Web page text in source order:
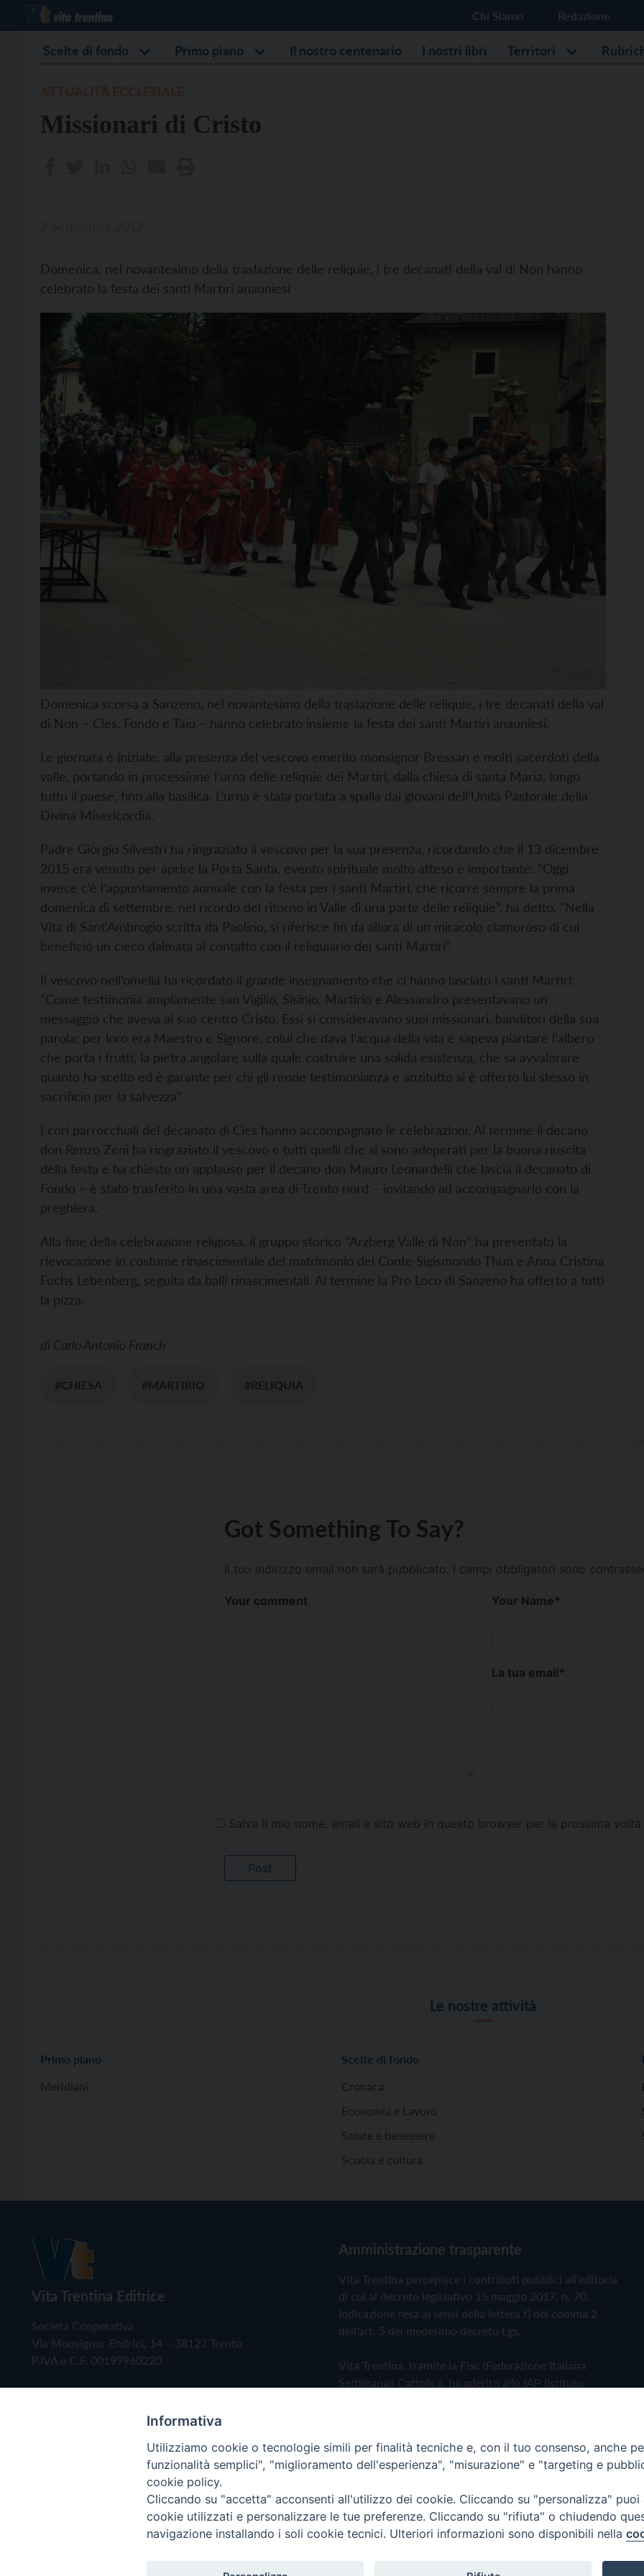
Chi Siamo Redazione
Scelte di fondo Primo piano Il nostro centenario I nostri libri Territori
Missionari di Cristo
Domenica, nel novantesimo della traslazione delle reliquie, i tre decanati della val di Non hanno
celebrato la festa dei santi Martiri anauniesi
Domenica scorsa a Sanzeno, nel novantesimo della traslazione delle reliquie, i tre decanati della val
di Non – Cles, Fondo e Taio – hanno celebrato insieme la festa dei santi Martiri anauniesi.
Le giornata è iniziate, alla presenza del vescovo emerito monsignor Bressan e molti sacerdoti della
valle, portando in processione l’urna delle reliquie dei Martiri, dalla chiesa di santa Maria, lungo
tutto il paese, fino alla basilica. L’urna è stata portata a spalla dai giovani dell’Unità Pastorale della
Divina Misericordia.
Padre Giorgio Silvestri ha ringraziato il vescovo per la sua presenza, ricordando che il 13 dicembre
2015 era venuto per aprire la Porta Santa, evento spirituale molto atteso e importante: “Oggi
invece c’è l’appuntamento annuale con la festa per i santi Martiri, che ricorre sempre la prima
domenica di settembre, nel ricordo del ritorno in Valle di una parte delle reliquie”, ha detto. “Nella
Vita di Sant’Ambrogio scritta da Paolino, si riferisce fin da allora di un miracolo clamoroso di cui
beneficiò un cieco dalmata al contatto con il reliquiario dei santi Martiri”.
Il vescovo nell’omelia ha ricordato il grande insegnamento che ci hanno lasciato i santi Martiri:
“Come testimonia ampiamente san Vigilio, Sisinio, Martirio e Alessandro presentavano un
messaggio che aveva al suo centro Cristo. Essi si consideravano suoi missionari, banditori della sua
parola; per loro era Maestro e Signore, colui che dava l’acqua della vita e sapeva piantare l’albero
che porta i frutti, la pietra angolare sulla quale costruire una solida esistenza, che sa avvalorare
quanto ha scelto ed è garante per chi gli rende testimonianza e anzitutto si è offerto lui stesso in
sacrificio per la salvezza”.
I cori parrocchiali del decanato di Cles hanno accompagnato le celebrazioni. Al termine il decano
don Renzo Zeni ha ringraziato il vescovo e tutti quelli che si sono adoperati per la buona riuscita
della festa e ha chiesto un applauso per il decano don Mauro Leonardelli che lascia il decanato di
Fondo – è stato trasferito in una vasta area di Trento nord – invitando ad accompagnarlo con la
preghiera.
Alla fine della celebrazione religiosa, il gruppo storico “Arzberg Valle di Non” ha presentato la
rievocazione in costume rinascimentale del matrimonio del Conte Sigismondo Thun e Anna Cristina
Fuchs Lebenberg, seguita da balli rinascimentali. Al termine la Pro Loco di Sanzeno ha offerto a tutti
la pizza.
di Carlo Antonio Franch
#CHIESA #MARTIRIO #RELIQUIA
Got Something To Say?
Il tuo indirizzo email non sarà pubblicato. I campi obbligatori sono
Your comment Your Name*
La tua email*
Salva il mio nome, email e sito web in questo browser per la prossima
Le nostre attività
Primo piano
Meridiani
Scelte di fondo
Cronaca
Economia e Lavoro
Salute e benessere
Scuola e cultura
Vita Trentina Editrice
Società Cooperativa
Via Monsignor Endrici, 14 – 38122 Trento
P.IVA e C.F. 00199960220
Amministrazione trasparente
Vita Trentina percepisce i contributi pubblici all'editoria
di cui al decreto legislativo 15 maggio 2017, n. 70.
Indicazione resa ai sensi della lettera f) del comma 2
dell'art. 5 del medesimo decreto Lgs.
Vita Trentina, tramite la Fisc (Federazione Italiana
Settimanali Cattolici), ha aderito allo IAP (Istituto
Privacy Policy Cookie Policy
Copyright © 2019 - Tutti i diritti riservati - Vita Trentina Editrice
Informativa
Utilizziamo cookie o tecnologie simili per finalità tecniche e, con il tuo consenso, anche
funzionalità semplici", "miglioramento dell'esperienza", "misurazione" e "targeting e
cookie policy.
Cliccando su "accetta" acconsenti all'utilizzo dei cookie. Cliccando su "personalizza"
cookie utilizzati e personalizzare le tue preferenze. Cliccando su "rifiuta" o chiudendo
navigazione installando i soli cookie tecnici. Ulteriori informazioni sono disponibili nella